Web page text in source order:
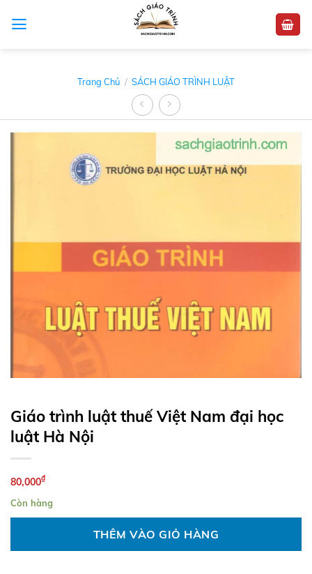
Trang Chủ / SÁCH GIÁO TRÌNH LUẬT
Giáo trình luật thuế Việt Nam đại học
luật Hà Nội
80,000₫
Còn hàng
THÊM VÀO GIỎ HÀNG